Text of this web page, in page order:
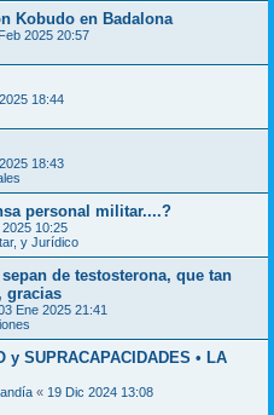
Kobudo en Badalona
2025 20:57
18:44
18:43
personal militar....?
10:25
y Jurídico
de testosterona, que tan
gracias
Ene 2025 21:41
y SUPRACAPACIDADES • LA
« 19 Dic 2024 13:08